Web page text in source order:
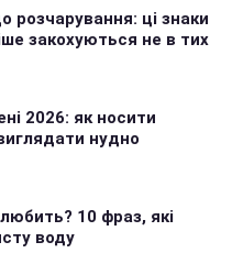
розчарування: ці знаки
закохуються не в тих
2026: як носити
нудно
10 фраз, які
воду